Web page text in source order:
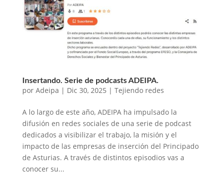
Insertando. Serie de podcasts ADEIPA.
por Adeipa | Dic 30, 2025 | Tejiendo redes
A lo largo de este año, ADEIPA ha impulsado la
difusión en redes sociales de una serie de podcast
dedicados a visibilizar el trabajo, la misión y el
impacto de las empresas de inserción del Principado
de Asturias. A través de distintos episodios vas a
conocer su...